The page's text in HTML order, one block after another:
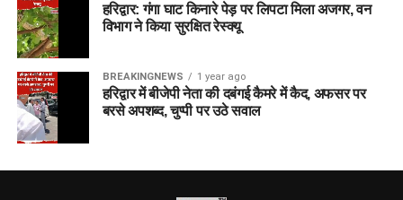
हरिद्वार: गंगा घाट किनारे पेड़ पर लिपटा मिला अजगर, वन
विभाग ने किया सुरक्षित रेस्क्यू
BREAKINGNEWS 1 year ago
हरिद्वार में बीजेपी नेता की दबंगई कैमरे में कैद, अफसर पर
बरसे अपशब्द, चुप्पी पर उठे सवाल